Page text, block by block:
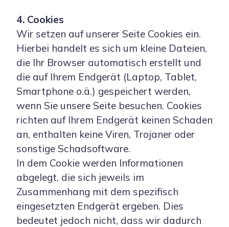
4. Cookies
Wir setzen auf unserer Seite Cookies ein.
Hierbei handelt es sich um kleine Dateien,
die Ihr Browser automatisch erstellt und
die auf Ihrem Endgerät (Laptop, Tablet,
Smartphone o.ä.) gespeichert werden,
wenn Sie unsere Seite besuchen. Cookies
richten auf Ihrem Endgerät keinen Schaden
an, enthalten keine Viren, Trojaner oder
sonstige Schadsoftware.
In dem Cookie werden Informationen
abgelegt, die sich jeweils im
Zusammenhang mit dem spezifisch
eingesetzten Endgerät ergeben. Dies
bedeutet jedoch nicht, dass wir dadurch